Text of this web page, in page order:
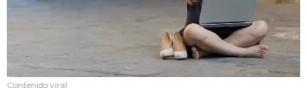
Contenido viral